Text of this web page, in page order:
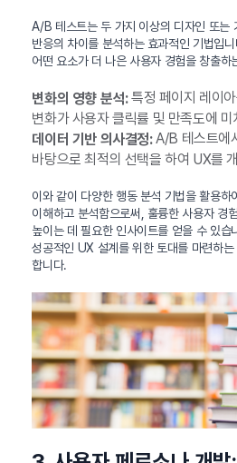
A/B 테스트는 두 가지 이상의 디자인 또는
반응의 차이를 분석하는 효과적인 기법입
어떤 요소가 더 나은 사용자 경험을 창출하
변화의 영향 분석:특정 페이지 레이
변화가 사용자 클릭률 및 만족도에
데이터 기반 의사결정:A/B 테스트에
바탕으로 최적의 선택을 하여 UX를
이와 같이 다양한 행동 분석 기법을 활용하
이해하고 분석함으로써, 훌륭한 사용자 경
높이는 데 필요한 인사이트를 얻을 수 있습
성공적인 UX 설계를 위한 토대를 마련하
합니다.